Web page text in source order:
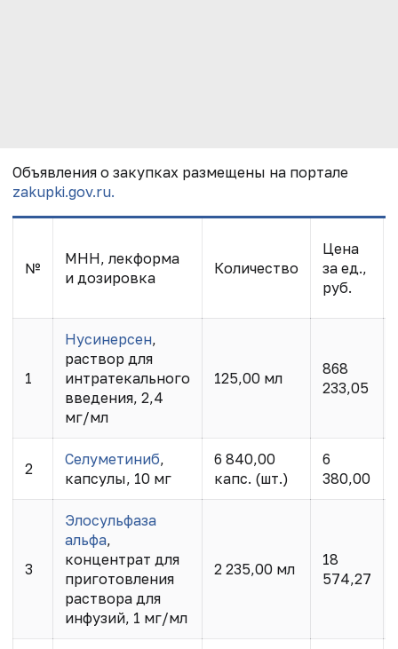
Объявления о закупках размещены на портале
zakupki.gov.ru.
№
МНН, лекформа
и дозировка
Количество
Цена
за ед.,
руб.
1
Нусинерсен,
раствор для
интратекального
введения, 2,4
мг/мл
125,00 мл
868
233,05
2
Селуметиниб,
капсулы, 10 мг
6 840,00
капс. (шт.)
6
380,00
3
Элосульфаза
альфа,
концентрат для
приготовления
раствора для
инфузий, 1 мг/мл
2 235,00 мл
18
574,27